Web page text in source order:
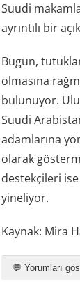
Suudi
ayrıntılı bir
Bugün,
olmasına
bulunuyor.
Suudi
adamlarına
olarak
destekçileri ise
yineliyor.
Kaynak: Mira
💬 Yorumları